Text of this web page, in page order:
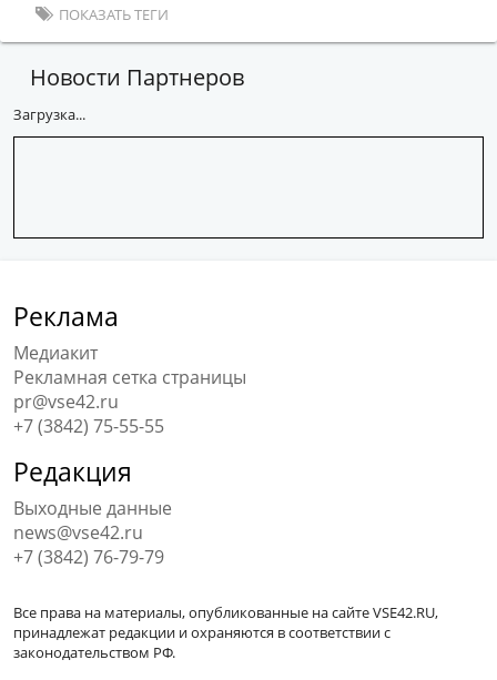
ПОКАЗАТЬ ТЕГИ
Новости Партнеров
Загрузка...
Реклама
Медиакит
Рекламная сетка страницы
pr@vse42.ru
+7 (3842) 75-55-55
Редакция
Выходные данные
news@vse42.ru
+7 (3842) 76-79-79
Все права на материалы, опубликованные на сайте VSE42.RU,
принадлежат редакции и охраняются в соответствии с
законодательством РФ.